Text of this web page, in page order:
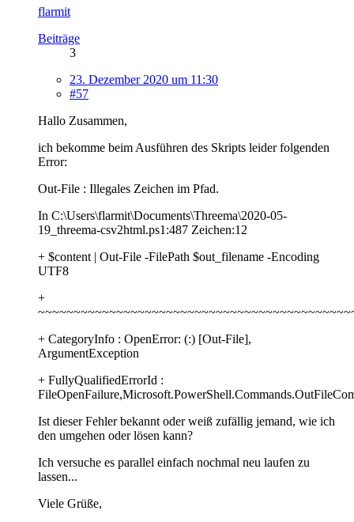
flarmit
Beiträge
3
23. Dezember 2020 um 11:30
#57
Hallo Zusammen,
ich bekomme beim Ausführen des Skripts leider folgenden
Error:
Out-File : Illegales Zeichen im Pfad.
In C:\Users\flarmit\Documents\Threema\2020-05-
19_threema-csv2html.ps1:487 Zeichen:12
+ $content | Out-File -FilePath $out_filename -Encoding
UTF8
+
+ CategoryInfo : OpenError: (:) [Out-File],
ArgumentException
+ FullyQualifiedErrorId :
Ist dieser Fehler bekannt oder weiß zufällig jemand, wie ich
den umgehen oder lösen kann?
Ich versuche es parallel einfach nochmal neu laufen zu
lassen...
Viele Grüße,